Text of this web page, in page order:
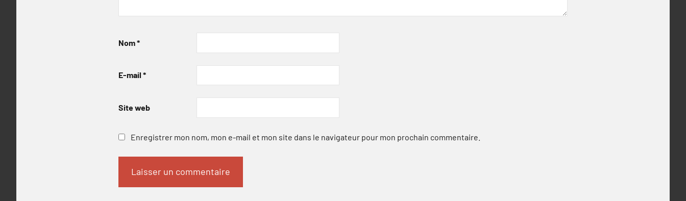
Nom*
E-mail *
Site web
Enregistrer mon nom, mon e-mail et mon site dans le navigateur pour mon prochain commentaire.